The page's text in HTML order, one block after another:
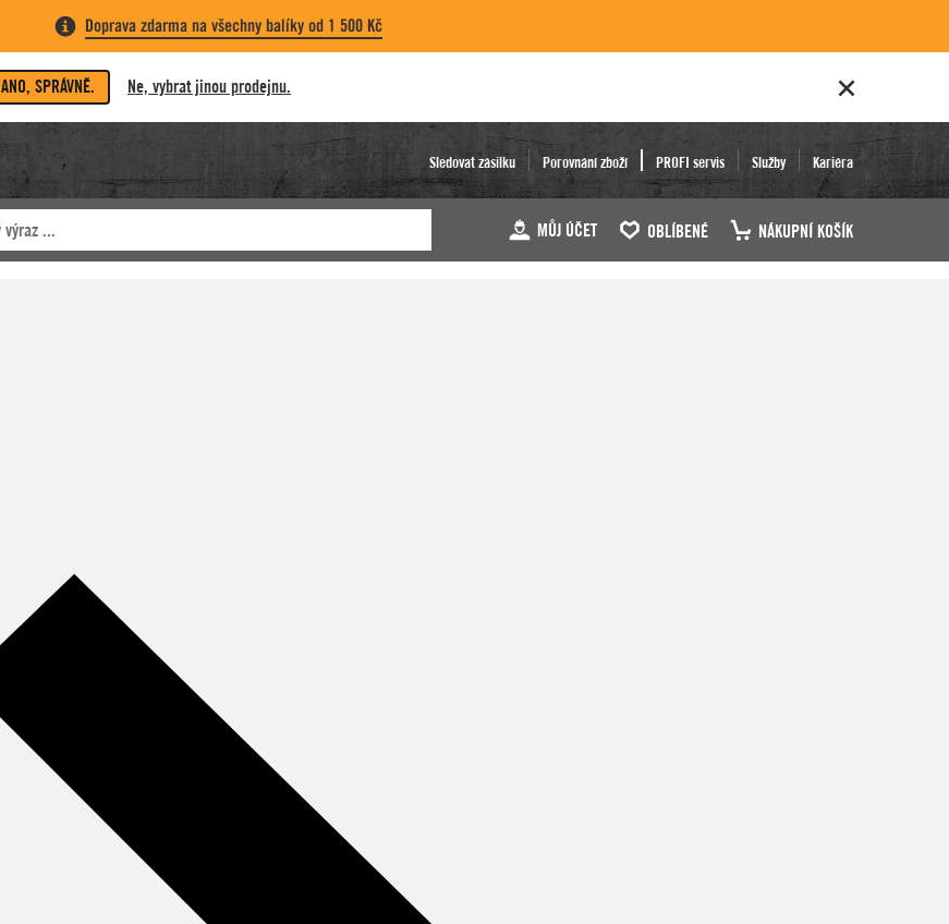
Doprava zdarma na všechny balíky od 1 500 Kč
ANO, SPRÁVNĚ. Ne, vybrat jinou prodejnu.
Sledovat zásilku Porovnání zboží PROFI servis Služby Kariéra
MŮJ ÚČET OBLÍBENÉ NÁKUPNÍ KOŠÍK